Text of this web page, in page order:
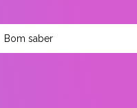
Bom saber